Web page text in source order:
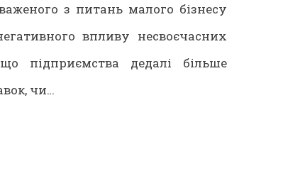
з питань малого бізнесу
впливу несвоєчасних
підприємства дедалі більше
чи…